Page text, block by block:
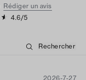
Rédiger un avis
4.6/5
2026-7-27